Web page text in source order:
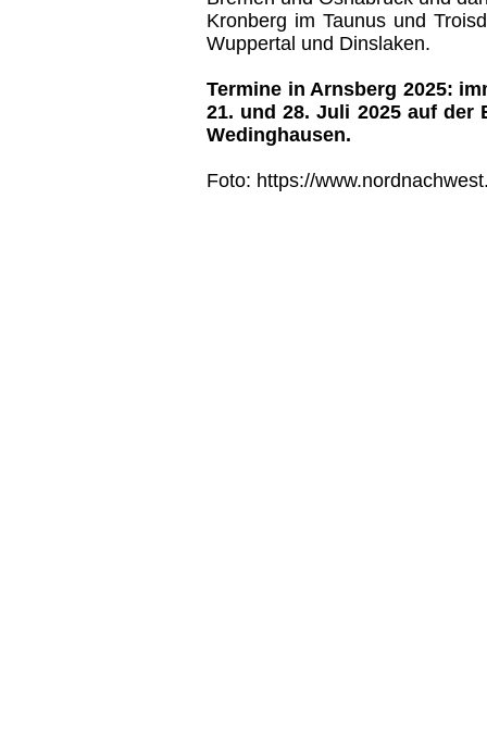
Kronberg im Taunus und
Wuppertal und Dinslaken.
Termine in Arnsberg 2025:
21. und 28. Juli 2025 auf
Wedinghausen.
Foto: https://